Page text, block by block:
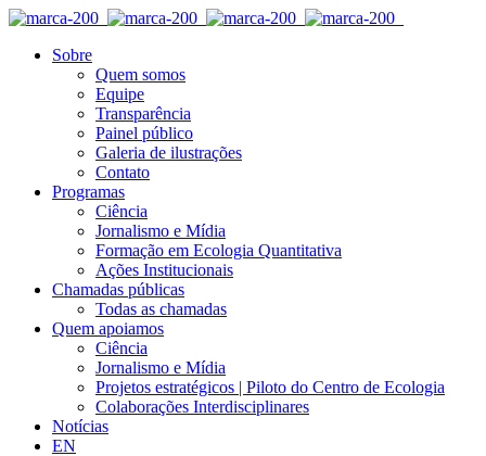
Sobre
Quem somos
Equipe
Transparência
Painel público
Galeria de ilustrações
Contato
Programas
Ciência
Jornalismo e Mídia
Formação em Ecologia Quantitativa
Ações Institucionais
Chamadas públicas
Todas as chamadas
Quem apoiamos
Ciência
Jornalismo e Mídia
Projetos estratégicos | Piloto do Centro de Ecologia
Colaborações Interdisciplinares
Notícias
EN